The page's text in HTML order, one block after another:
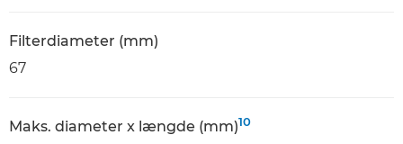
Filterdiameter (mm)
67
Maks. diameter x længde (mm)10